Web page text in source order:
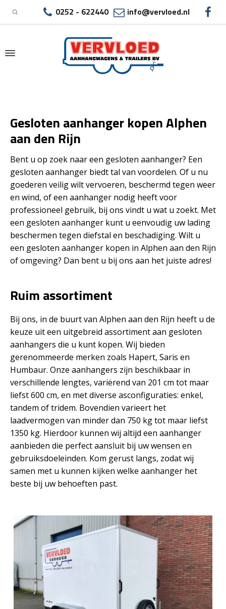
0252 - 622440 info@vervloed.nl
GESLOTEN AANHANGER KOPEN ALPHEN AAN
DEN RIJN
Gesloten aanhanger kopen Alphen
aan den Rijn
Bent u op zoek naar een gesloten aanhanger? Een
gesloten aanhanger biedt tal van voordelen. Of u nu
goederen veilig wilt vervoeren, beschermd tegen weer
en wind, of een aanhanger nodig heeft voor
professioneel gebruik, bij ons vindt u wat u zoekt. Met
een gesloten aanhanger kunt u eenvoudig uw lading
beschermen tegen diefstal en beschadiging. Wilt u
een gesloten aanhanger kopen in Alphen aan den Rijn
of omgeving? Dan bent u bij ons aan het juiste adres!
Ruim assortiment
Bij ons, in de buurt van Alphen aan den Rijn heeft u de
keuze uit een uitgebreid assortiment aan gesloten
aanhangers die u kunt kopen. Wij bieden
gerenommeerde merken zoals Hapert, Saris en
Humbaur. Onze aanhangers zijn beschikbaar in
verschillende lengtes, variërend van 201 cm tot maar
liefst 600 cm, en met diverse asconfiguraties: enkel,
tandem of tridem. Bovendien varieert het
laadvermogen van minder dan 750 kg tot maar liefst
1350 kg. Hierdoor kunnen wij altijd een aanhanger
aanbieden die perfect aansluit bij uw wensen en
gebruiksdoeleinden. Kom gerust langs, zodat wij
samen met u kunnen kijken welke aanhanger het
beste bij uw behoeften past.